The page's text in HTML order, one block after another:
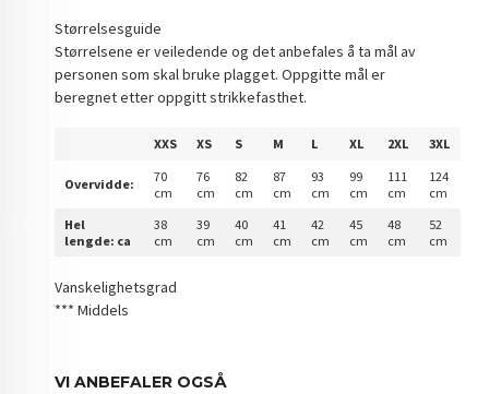
Størrelsesguide
Størrelsene er veiledende og det anbefales å ta mål av
personen som skal bruke plagget. Oppgitte mål er
beregnet etter oppgitt strikkefasthet.
XXS XS S M L XL 2XL 3XL
Overvidde:
70
cm
76
cm
82
cm
87
cm
93
cm
99
cm
111
cm
124
cm
Hel
lengde: ca
38
cm
39
cm
40
cm
41
cm
42
cm
45
cm
48
cm
52
cm
Vanskelighetsgrad
*** Middels
VI ANBEFALER OGSÅ